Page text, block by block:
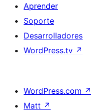
Aprender
Soporte
Desarrolladores
WordPress.tv ↗
WordPress.com ↗
Matt ↗